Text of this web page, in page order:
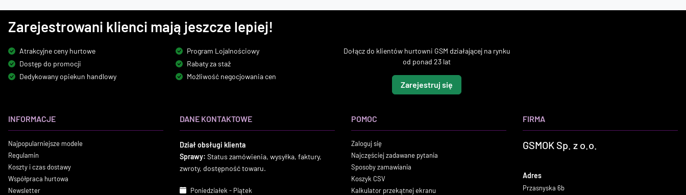
Zarejestrowani klienci mają jeszcze lepiej!
Atrakcyjne ceny hurtowe
Dostęp do promocji
Dedykowany opiekun handlowy
Program Lojalnościowy
Rabaty za staż
Możliwość negocjowania cen
Dołącz do klientów hurtowni GSM działającej na rynku
od ponad 23 lat
Zarejestruj się
INFORMACJE
Najpopularniejsze modele
Regulamin
Koszty i czas dostawy
Współpraca hurtowa
Newsletter
DANE KONTAKTOWE
Dział obsługi klienta
Sprawy: Status zamówienia, wysyłka, faktury,
zwroty, dostępność towaru.
Poniedziałek - Piątek
POMOC
Zaloguj się
Najczęściej zadawane pytania
Sposoby zamawiania
Koszyk CSV
Kalkulator przekątnej ekranu
FIRMA
GSMOK Sp. z o.o.
Adres
Przasnyska 6b